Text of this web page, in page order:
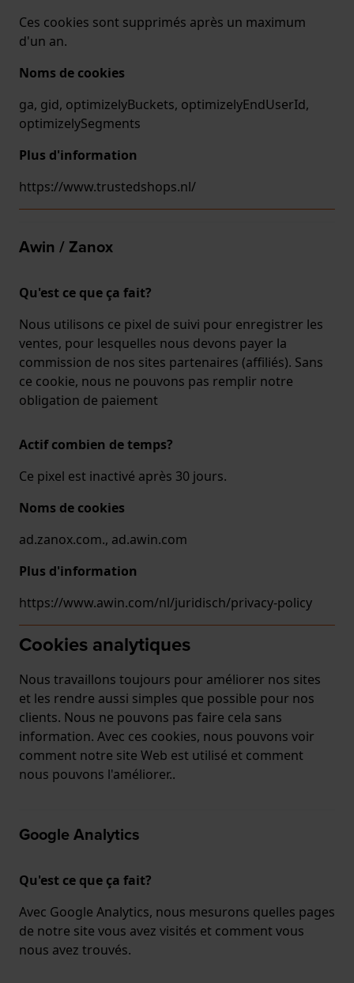
Ces cookies sont supprimés après un maximum
d'un an.
Noms de cookies
­ga, ­gid, optimizelyBuckets, optimizelyEndUserId,
optimizelySegments
Plus d'information
https://www.trustedshops.nl/
Awin / Zanox
Qu'est ce que ça fait?
Nous utilisons ce pixel de suivi pour enregistrer les
ventes, pour lesquelles nous devons payer la
commission de nos sites partenaires (affiliés). Sans
ce cookie, nous ne pouvons pas remplir notre
obligation de paiement
Actif combien de temps?
Ce pixel est inactivé après 30 jours.
Noms de cookies
ad.zanox.com., ad.awin.com
Plus d'information
https://www.awin.com/nl/juridisch/privacy-policy
Cookies analytiques
Nous travaillons toujours pour améliorer nos sites
et les rendre aussi simples que possible pour nos
clients. Nous ne pouvons pas faire cela sans
information. Avec ces cookies, nous pouvons voir
comment notre site Web est utilisé et comment
nous pouvons l'améliorer..
Google Analytics
Qu'est ce que ça fait?
Avec Google Analytics, nous mesurons quelles pages
de notre site vous avez visités et comment vous
nous avez trouvés.